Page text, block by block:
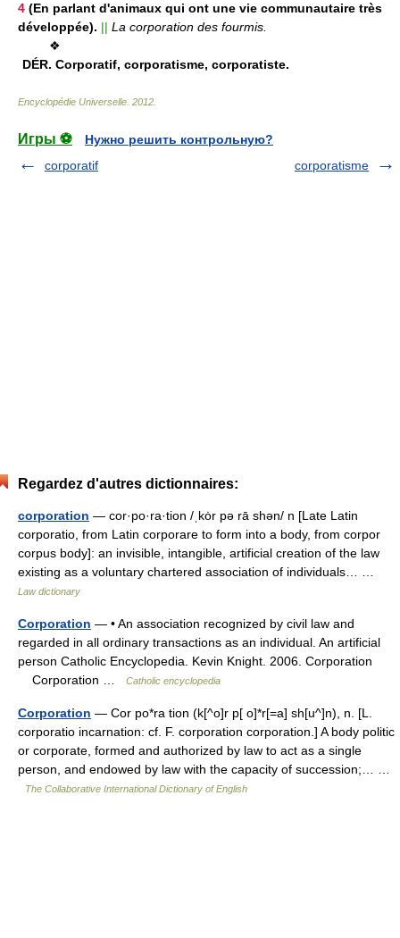
4 (En parlant d'animaux qui ont une vie communautaire très
développée). || La corporation des fourmis.
❖
DÉR. Corporatif, corporatisme, corporatiste.
Encyclopédie Universelle 2012
Игры ⚽
Нужно решить контрольную?
corporatif
corporatisme
Regardez d'autres dictionnaires:
corporation — cor·po·ra·tion /ˌkȯr pə rā shən/ n [Late Latin
corporatio, from Latin corporare to form into a body, from corpor
corpus body]: an invisible, intangible, artificial creation of the law
existing as a voluntary chartered association of individuals… …
Law dictionary
Corporation — • An association recognized by civil law and
regarded in all ordinary transactions as an individual. An artificial
person Catholic Encyclopedia. Kevin Knight. 2006. Corporation
Corporation …
Catholic encyclopedia
Corporation — Cor po*ra tion (k[^o]r p[ o]*r[=a] sh[u^]n), n. [L.
corporatio incarnation: cf. F. corporation corporation.] A body politic
or corporate, formed and authorized by law to act as a single
person, and endowed by law with the capacity of succession;… …
The Collaborative International Dictionary of English